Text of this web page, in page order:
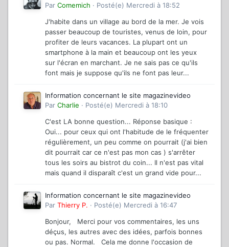
Par Comemich · Posté(e) Mercredi à 18:52
J'habite dans un village au bord de la mer. Je vois
passer beaucoup de touristes, venus de loin, pour
profiter de leurs vacances. La plupart ont un
smartphone à la main et beaucoup ont les yeux
sur l'écran en marchant. Je ne sais pas ce qu'ils
font mais je suppose qu'ils ne font pas leur...
Information concernant le site magazinevideo
Par Charlie · Posté(e) Mercredi à 18:10
C'est LA bonne question... Réponse basique :
Oui... pour ceux qui ont l'habitude de le fréquenter
régulièrement, un peu comme on pourrait (j'ai bien
dit pourrait car ce n'est pas mon cas ) s'arrêter
tous les soirs au bistrot du coin... Il n'est pas vital
mais quand il disparaît c'est un grand vide pour...
Information concernant le site magazinevideo
Par Thierry P. · Posté(e) Mercredi à 16:47
Bonjour, Merci pour vos commentaires, les uns
déçus, les autres avec des idées, parfois bonnes
ou pas. Normal. Cela me donne l'occasion de